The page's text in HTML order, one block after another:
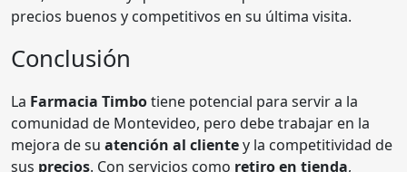
precios buenos y competitivos en su última visita.
Conclusión
La Farmacia Timbotiene potencial para servir a la
comunidad de Montevideo, pero debe trabajar en la
mejora de su atención al clientey la competitividad de
sus precios. Con servicios como retiro en tienda,